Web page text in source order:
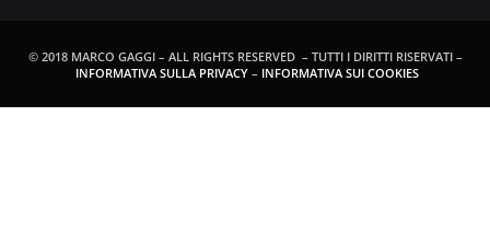
© 2018 MARCO GAGGI – ALL RIGHTS RESERVED – TUTTI I DIRITTI RISERVATI –
INFORMATIVA SULLA PRIVACY– INFORMATIVA SUI COOKIES